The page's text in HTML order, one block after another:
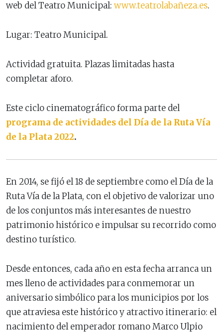
web del Teatro Municipal: www.teatrolabañeza.es.
Lugar: Teatro Municipal.
Actividad gratuita. Plazas limitadas hasta
completar aforo.
Este ciclo cinematográfico forma parte del
programa de actividades del Día de la Ruta Vía
de la Plata 2022.
En 2014, se fijó el 18 de septiembre como el Día de la
Ruta Vía de la Plata, con el objetivo de valorizar uno
de los conjuntos más interesantes de nuestro
patrimonio histórico e impulsar su recorrido como
destino turístico.
Desde entonces, cada año en esta fecha arranca un
mes lleno de actividades para conmemorar un
aniversario simbólico para los municipios por los
que atraviesa este histórico y atractivo itinerario: el
nacimiento del emperador romano Marco Ulpio